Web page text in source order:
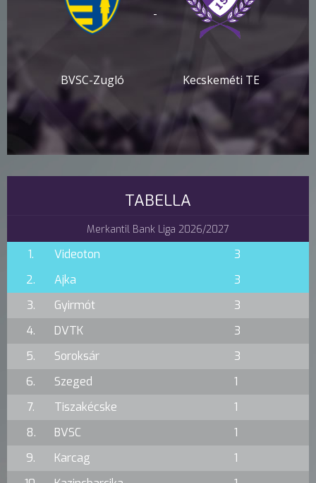
BVSC-Zugló
-
Kecskeméti TE
TABELLA
Merkantil Bank Liga 2026/2027
1. Videoton
3
2.
Ajka
3
3.
Gyirmót
3
4.
DVTK
3
5.
Soroksár
3
6.
Szeged
1
7.
Tiszakécske
1
8.
BVSC
1
9.
Karcag
1